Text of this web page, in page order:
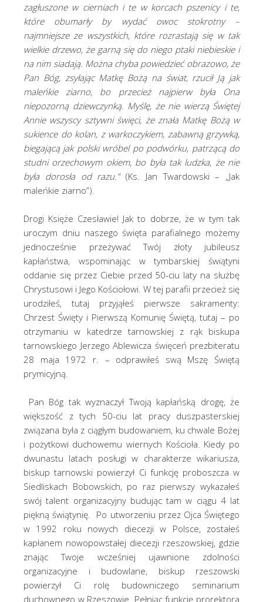
zagłuszone w cierniach i te w korcach pszenicy i te,
które obumarły by wydać owoc stokrotny –
najmniejsze ze wszystkich, które rozrastają się w tak
wielkie drzewo, że garną się do niego ptaki niebieskie i
na nim siadają. Można chyba powiedzieć obrazowo, że
Pan Bóg, zsyłając Matkę Bożą na świat, rzucił Ją jak
maleńkie ziarno, bo przecież najpierw była Ona
niepozorną dziewczynką. Myślę, że nie wierzą Świętej
Annie wszyscy sztywni święci, że znała Matkę Bożą w
sukience do kolan, z warkoczykiem, zabawną grzywką,
biegającą jak polski wróbel po podwórku, patrzącą do
studni orzechowym okiem, bo była tak ludzka, że nie
była dorosła od razu.” (Ks. Jan Twardowski – „Jak
maleńkie ziarno”).
Drogi Księże Czesławie! Jak to dobrze, że w tym tak
uroczym dniu naszego święta parafialnego możemy
jednocześnie przeżywać Twój złoty jubileusz
kapłaństwa, wspominając w tymbarskiej świątyni
oddanie się przez Ciebie przed 50-ciu laty na służbę
Chrystusowi i Jego Kościołowi. W tej parafii przecież się
urodziłeś, tutaj przyjąłeś pierwsze sakramenty:
Chrzest Święty i Pierwszą Komunię Świętą, tutaj – po
otrzymaniu w katedrze tarnowskiej z rąk biskupa
tarnowskiego Jerzego Ablewicza święceń prezbiteratu
28 maja 1972 r. – odprawiłeś swą Mszę Świętą
prymicyjną.
Pan Bóg tak wyznaczył Twoją kapłańską drogę, że
większość z tych 50-ciu lat pracy duszpasterskiej
związana była z ciągłym budowaniem, ku chwale Bożej
i pożytkowi duchowemu wiernych Kościoła. Kiedy po
dwunastu latach posługi w charakterze wikariusza,
biskup tarnowski powierzył Ci funkcję proboszcza w
Siedliskach Bobowskich, po raz pierwszy wykazałeś
swój talent organizacyjny budując tam w ciągu 4 lat
piękną świątynię. Po utworzeniu przez Ojca Świętego
w 1992 roku nowych diecezji w Polsce, zostałeś
kapłanem nowopowstałej diecezji rzeszowskiej, gdzie
znając Twoje wcześniej ujawnione zdolności
organizacyjne i budowlane, biskup rzeszowski
powierzył Ci rolę budowniczego seminarium
duchownego w Rzeszowie. Pełniąc funkcję prorektora